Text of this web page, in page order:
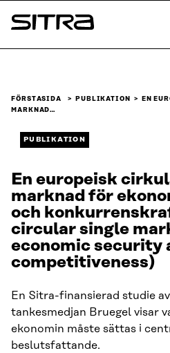
Skip to
content
Sitra
FÖRSTASIDA PUBLIKATION
EN
MARKNAD…
PUBLIKATION
En europeisk
marknad för
och
circular single
economic security
competitiveness)
En Sitra-finansierad studie
tankesmedjan Bruegel visar
ekonomin måste sättas i
beslutsfattande.